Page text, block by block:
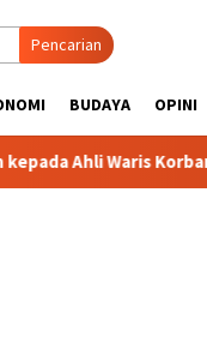
Pencarian
BUDAYA OPINI
KM Mutiara